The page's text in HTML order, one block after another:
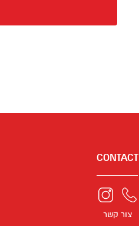
CONTACT
צור קשר